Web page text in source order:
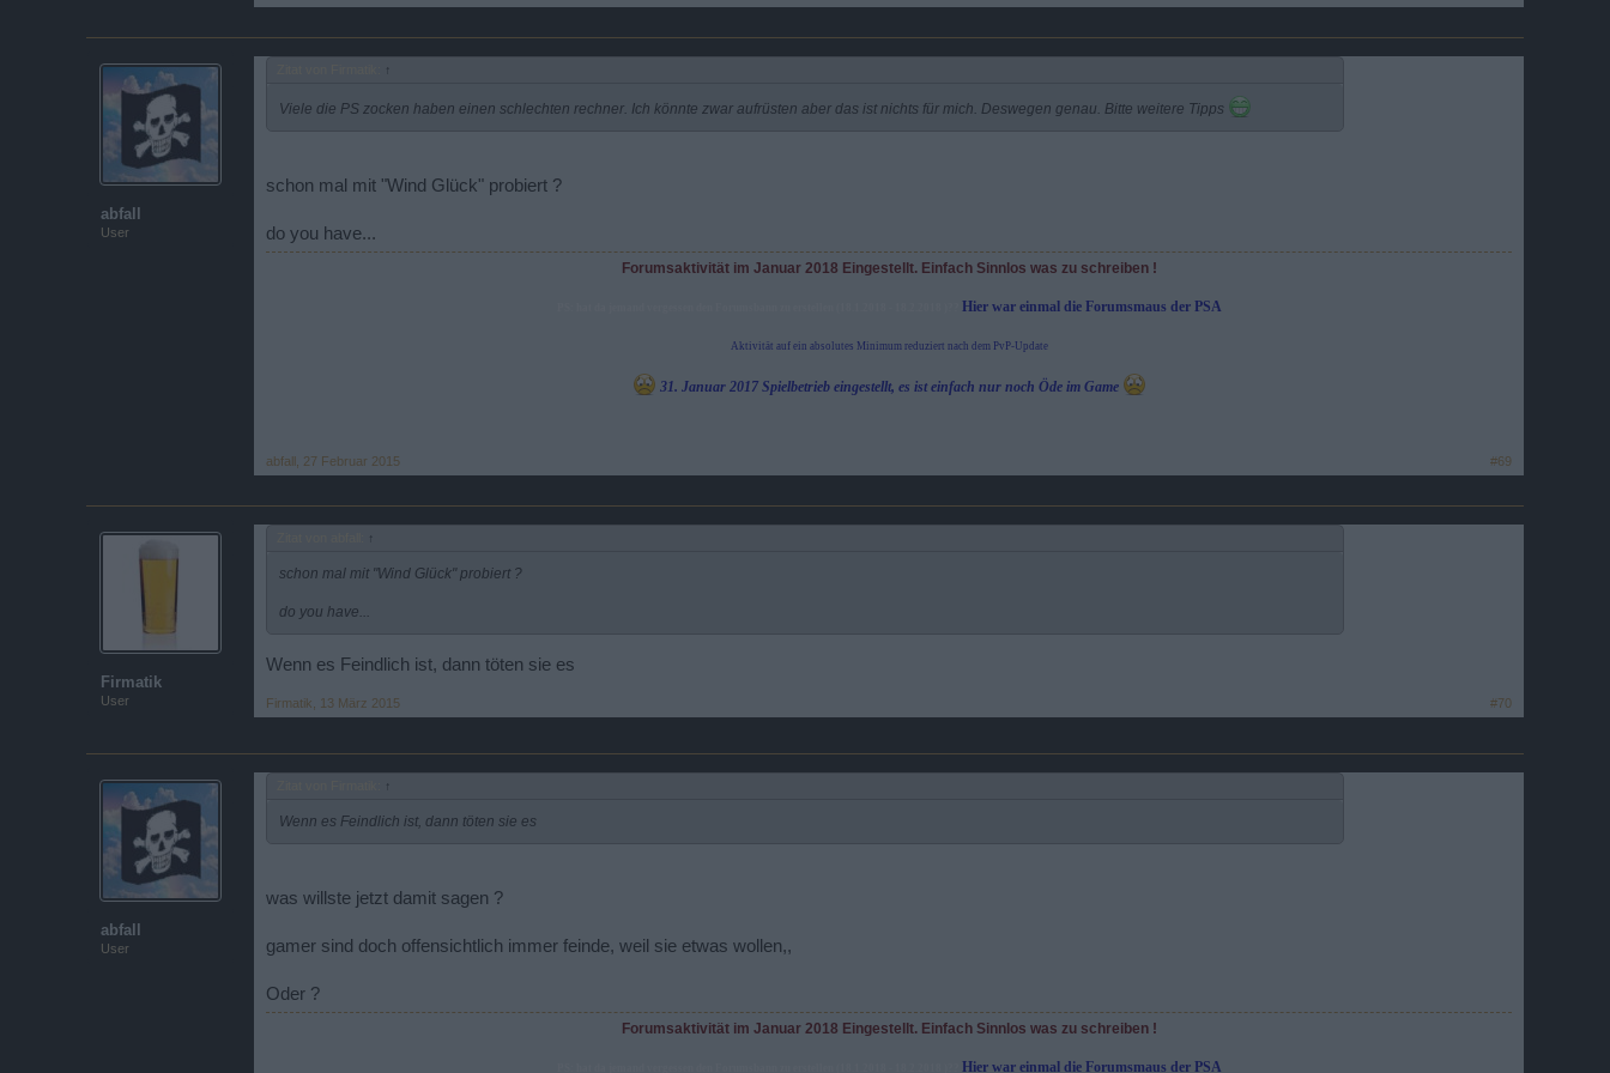
abfall
User
↑
Viele die PS zocken haben einen schlechten rechner. Ich könnte zwar aufrüsten aber das ist nichts für mich. Deswegen genau. Bitte weitere Tipps
schon mal mit "Wind Glück" probiert ?
do you have...
Forumsaktivität im Januar 2018 Eingestellt. Einfach Sinnlos was zu schreiben !
Hier war einmal die Forumsmaus der PSA
Aktivität auf ein absolutes Minimum reduziert nach dem PvP-Update
31. Januar 2017 Spielbetrieb eingestellt, es ist einfach nur noch Öde im Game
abfall 27 Februar 2015 #69
Firmatik
User
↑
schon mal mit "Wind Glück" probiert ?
do you have...
Wenn es Feindlich ist, dann töten sie es
Firmatik 13 März 2015 #70
abfall
User
↑
Wenn es Feindlich ist, dann töten sie es
was willste jetzt damit sagen ?
gamer sind doch offensichtlich immer feinde, weil sie etwas wollen,,
Oder ?
Forumsaktivität im Januar 2018 Eingestellt. Einfach Sinnlos was zu schreiben !
Hier war einmal die Forumsmaus der PSA